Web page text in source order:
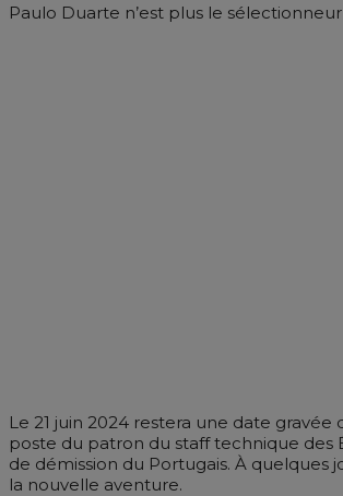
Paulo Duarte n’est plus le
Le 21 juin 2024 restera une date
poste du patron du staff technique des
de démission du Portugais. À quelques
la nouvelle aventure.